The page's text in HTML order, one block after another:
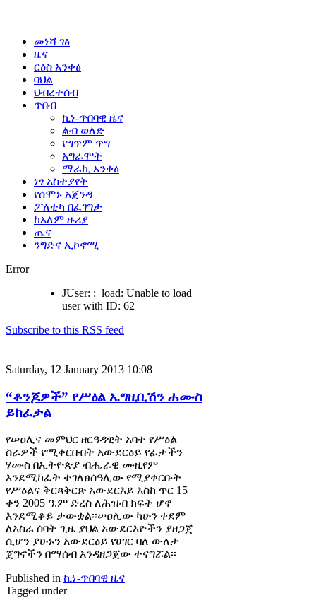
መነሻ ገፅ
ዜና
ርዕስ አንቀፅ
ባህል
ህብረተሰብ
ጥበብ
ኪነ-ጥበባዊ ዜና
ልብ ወለድ
የግጥም ጥግ
አግራሞት
ማራኪ አንቀፅ
ነፃ አስተያየት
የሰሞኑ አጀንዳ
ፖለቲካ በፈገግታ
ከአለም ዙሪያ
ጤና
ንግድና ኢኮኖሚ
Error
JUser: :_load: Unable to load
user with ID: 62
Subscribe to this RSS feed
Saturday, 12 January 2013 10:08
“ቆንጆዎች” የሥዕል ኤግዚቢሽን ሐሙስ
ይከፈታል
የሠዐሊና መምህር ዘርዓዳዊት አባተ የሥዕል
ስራዎች የሚቀርቡበት አውደርዕይ የፊታችን
ሃሙስ በኢትዮጵያ ብሔራዊ ሙዚየም
እንደሚከፈት ተገለፀሰዓሊው የሚያቀርቡት
የሥዕልና ቅርጻቅርጽ አውደርእይ እስከ ጥር 15
ቀን 2005 ዓ.ም ድረስ ለሕዝብ ክፍት ሆኖ
እንደሚቆይ ታውቋል፡፡ሠዐሊው ካሁን ቀደም
ለአስራ ሰባት ጊዜ ያህል አውደርእዮችን ያዘጋጀ
ሲሆን ያሁኑን አውደርዕይ የሀገር ባለ ውለታ
ጀግኖችን በማሰብ እንዳዘጋጀው ተናግሯል፡፡
Published in ኪነ-ጥበባዊ ዜና
Tagged under